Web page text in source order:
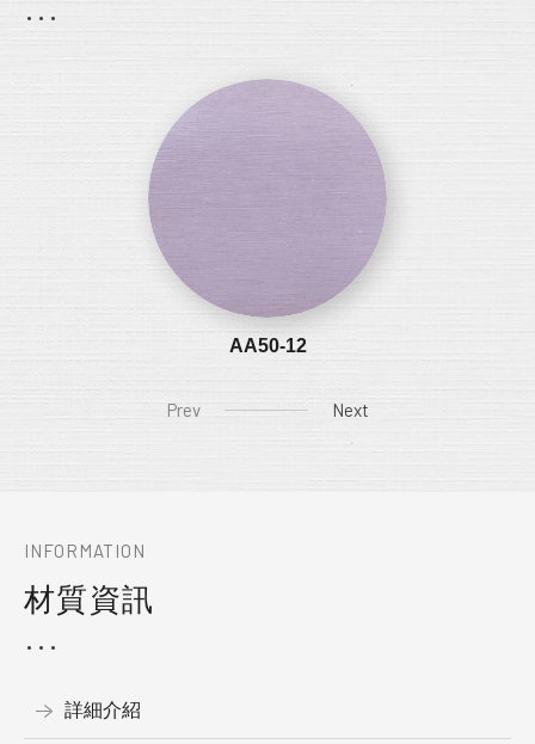
AA50-12
Prev Next
INFORMATION
材質資訊
詳細介紹